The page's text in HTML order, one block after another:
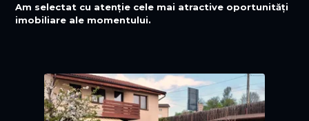
Am selectat cu atenție cele mai atractive oportunități
imobiliare ale momentului.